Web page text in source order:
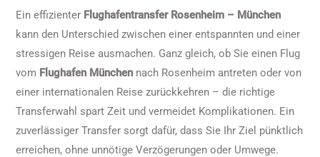
Ein effizienter Flughafentransfer Rosenheim – München
kann den Unterschied zwischen einer entspannten und einer
stressigen Reise ausmachen. Ganz gleich, ob Sie einen Flug
vom Flughafen München nach Rosenheim antreten oder von
einer internationalen Reise zurückkehren – die richtige
Transferwahl spart Zeit und vermeidet Komplikationen. Ein
zuverlässiger Transfer sorgt dafür, dass Sie Ihr Ziel pünktlich
erreichen, ohne unnötige Verzögerungen oder Umwege.